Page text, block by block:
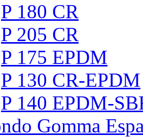
P 180 CR
P 205 CR
P 175 EPDM
P 130 CR-EPDM
P 140 EPDM-
Gomma